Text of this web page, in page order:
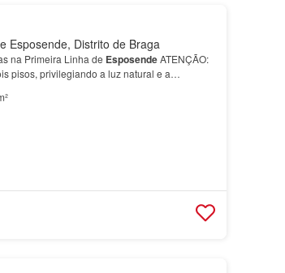
Esposende, Distrito de Braga
na Primeira Linha de EsposendeATENÇÃO:
pisos, privilegiando a luz natural e a
sala comum integrada, cozi…